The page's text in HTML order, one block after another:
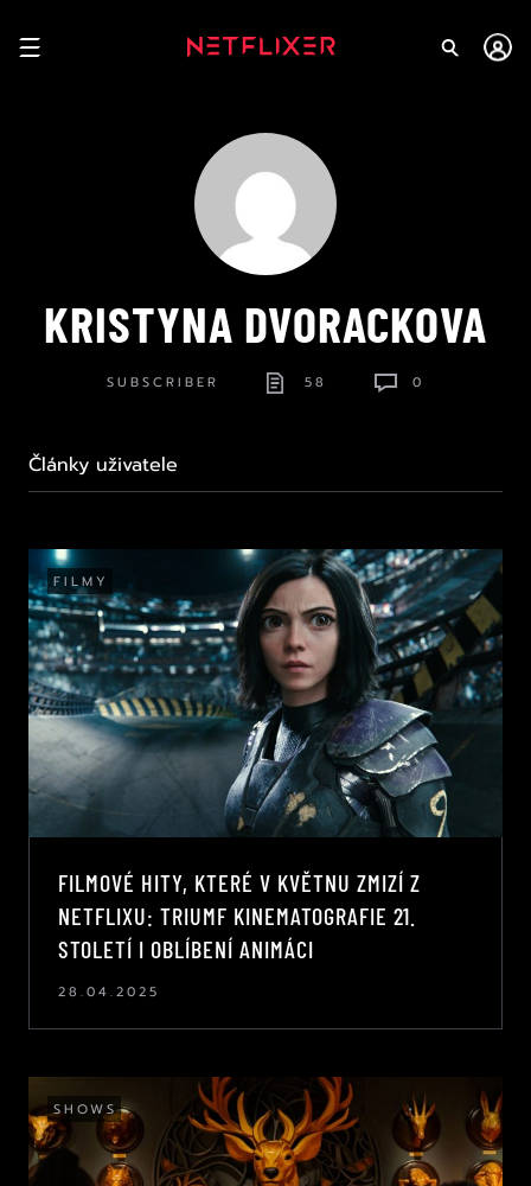
KRISTYNA DVORACKOVA
SUBSCRIBER 58 0
Články uživatele
FILMY
FILMOVÉ HITY, KTERÉ V KVĚTNU ZMIZÍ Z
NETFLIXU: TRIUMF KINEMATOGRAFIE 21.
STOLETÍ I OBLÍBENÍ ANIMÁCI
28.04.2025
SHOWS